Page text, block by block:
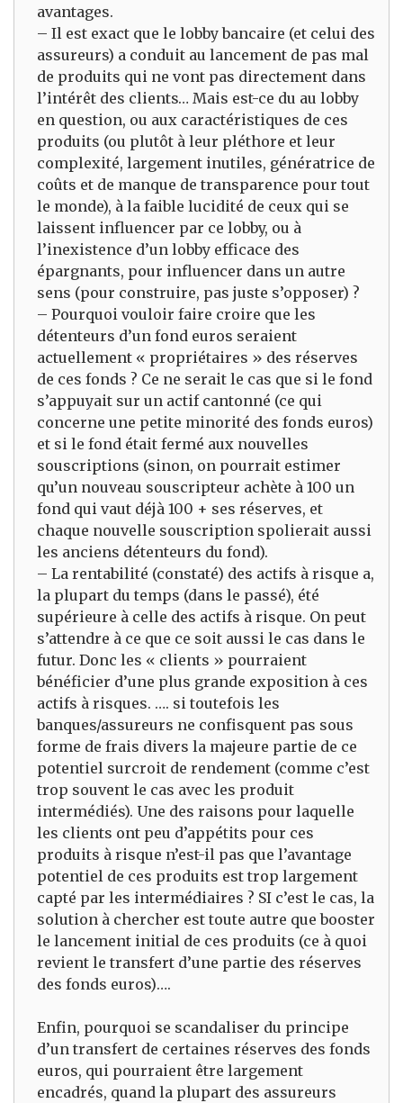
avantages.
– Il est exact que le lobby bancaire (et celui des
assureurs) a conduit au lancement de pas mal
de produits qui ne vont pas directement dans
l’intérêt des clients… Mais est-ce du au lobby
en question, ou aux caractéristiques de ces
produits (ou plutôt à leur pléthore et leur
complexité, largement inutiles, génératrice de
coûts et de manque de transparence pour tout
le monde), à la faible lucidité de ceux qui se
laissent influencer par ce lobby, ou à
l’inexistence d’un lobby efficace des
épargnants, pour influencer dans un autre
sens (pour construire, pas juste s’opposer) ?
– Pourquoi vouloir faire croire que les
détenteurs d’un fond euros seraient
actuellement « propriétaires » des réserves
de ces fonds ? Ce ne serait le cas que si le fond
s’appuyait sur un actif cantonné (ce qui
concerne une petite minorité des fonds euros)
et si le fond était fermé aux nouvelles
souscriptions (sinon, on pourrait estimer
qu’un nouveau souscripteur achète à 100 un
fond qui vaut déjà 100 + ses réserves, et
chaque nouvelle souscription spolierait aussi
les anciens détenteurs du fond).
– La rentabilité (constaté) des actifs à risque a,
la plupart du temps (dans le passé), été
supérieure à celle des actifs à risque. On peut
s’attendre à ce que ce soit aussi le cas dans le
futur. Donc les « clients » pourraient
bénéficier d’une plus grande exposition à ces
actifs à risques. …. si toutefois les
banques/assureurs ne confisquent pas sous
forme de frais divers la majeure partie de ce
potentiel surcroit de rendement (comme c’est
trop souvent le cas avec les produit
intermédiés). Une des raisons pour laquelle
les clients ont peu d’appétits pour ces
produits à risque n’est-il pas que l’avantage
potentiel de ces produits est trop largement
capté par les intermédiaires ? SI c’est le cas, la
solution à chercher est toute autre que booster
le lancement initial de ces produits (ce à quoi
revient le transfert d’une partie des réserves
des fonds euros)….
Enfin, pourquoi se scandaliser du principe
d’un transfert de certaines réserves des fonds
euros, qui pourraient être largement
encadrés, quand la plupart des assureurs